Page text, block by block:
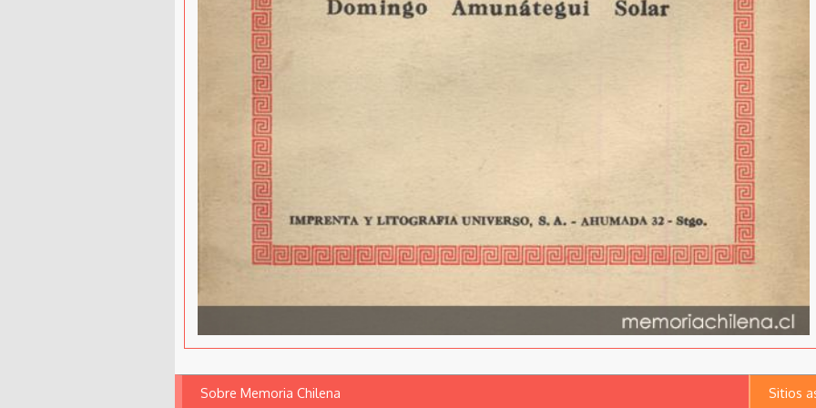
Sobre Memoria Chilena Sitios